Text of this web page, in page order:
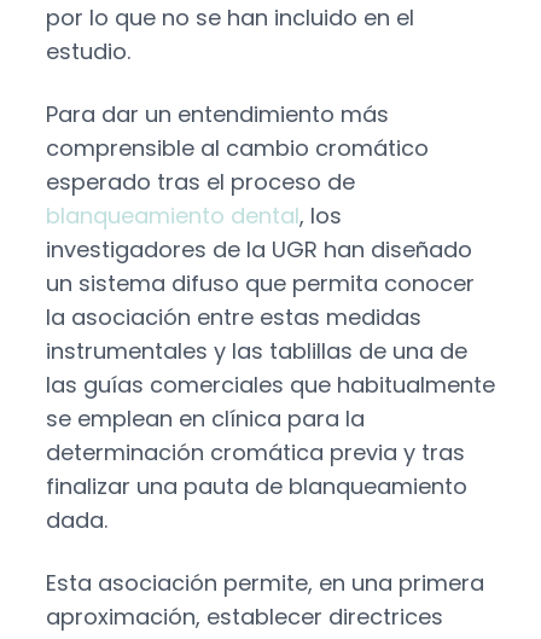
por lo que no se han incluido en el
estudio.
Para dar un entendimiento más
comprensible al cambio cromático
esperado tras el proceso de
blanqueamiento dental, los
investigadores de la UGR han diseñado
un sistema difuso que permita conocer
la asociación entre estas medidas
instrumentales y las tablillas de una de
las guías comerciales que habitualmente
se emplean en clínica para la
determinación cromática previa y tras
finalizar una pauta de blanqueamiento
dada.
Esta asociación permite, en una primera
aproximación, establecer directrices